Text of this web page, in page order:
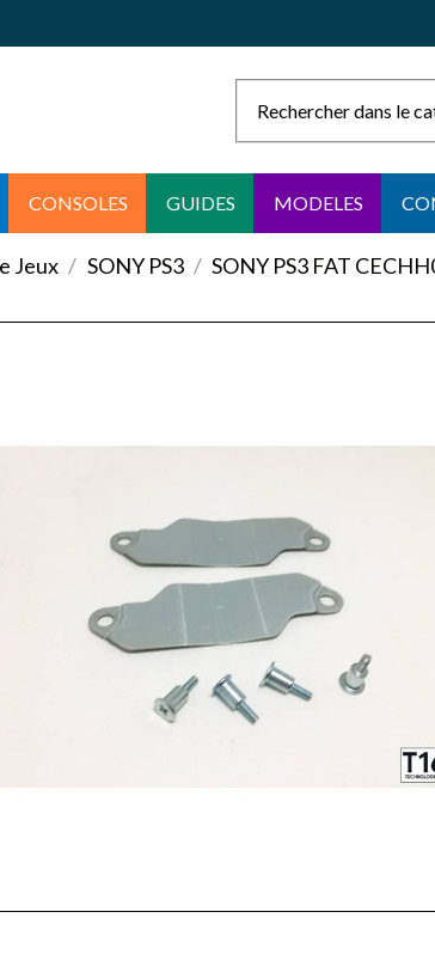
CONSOLES GUIDES MODELES
Jeux SONY PS3 SONY PS3 FAT